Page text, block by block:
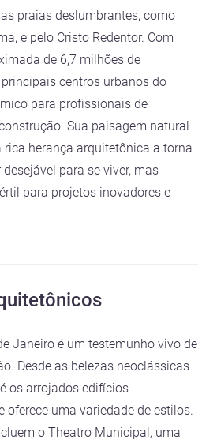
praias deslumbrantes, como
e pelo Cristo Redentor. Com
de 6,7 milhões de
centros urbanos do
para profissionais de
Sua paisagem natural
herança arquitetônica a torna
para se viver, mas
para projetos inovadores e
Janeiro é um testemunho vivo de
Desde as belezas neoclássicas
os arrojados edifícios
oferece uma variedade de estilos.
o Theatro Municipal, uma